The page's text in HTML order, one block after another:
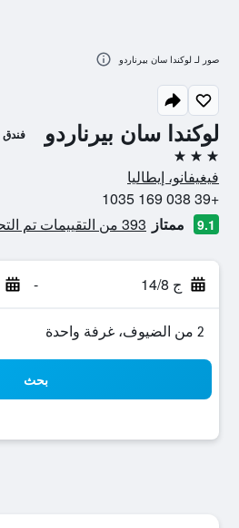
لوكندا سان بيرناردو فندق
3 نجوم
فيغيفانو، إيطاليا
+39 038 169 1035
9.1 ممتاز 393 من التقييمات تم التحقق منها
ج 14/8 -
2 من الضيوف، غرفة واحدة
بحث
صور لـ لوكندا سان بيرناردو